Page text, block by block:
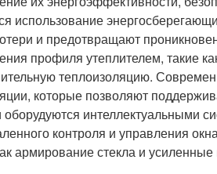
использование
и предотвращают
профиля утеплителем, такие
теплоизоляцию.
которые позволяют
оборудуются интеллектуальными
контроля и управления
армирование стекла и